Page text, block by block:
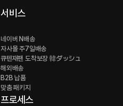
서비스
네이버 N배송
자사몰 주7일배송
큐텐재팬 도착보장 韓ダッシュ
해외배송
B2B 납품
맞춤 패키지
프로세스